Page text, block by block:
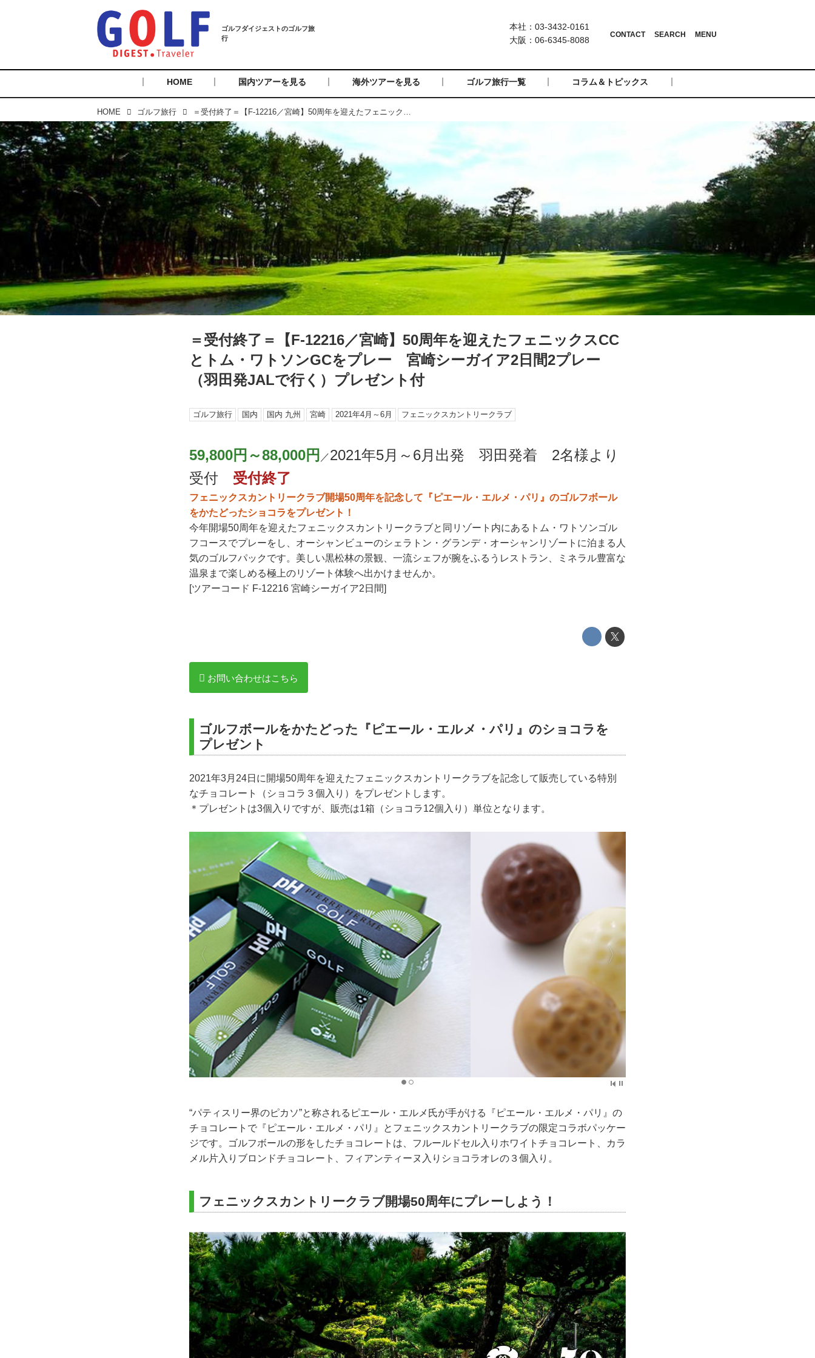
HOME 国内ツアーを見る 海外ツアーを見る ゴルフ旅行一覧 コラム＆トピックス
本社：03-3432-0161
大阪：06-6345-8088
HOME ゴルフ旅行 ＝受付終了＝【F-12216／宮崎】50周年を迎えたフェニックスCCとトム・ワトソンGCをプレー 宮崎シーガイア2日間2プレー（羽田発JALで行く）プレゼント付
＝受付終了＝【F-12216／宮崎】50周年を迎えたフェニックスCC
とトム・ワトソンGCをプレー 宮崎シーガイア2日間2プレー
（羽田発JALで行く）プレゼント付
ゴルフ旅行 国内 国内 九州 宮崎 2021年4月～6月 フェニックスカントリークラブ
59,800円～88,000円 ／2021年5月～6月出発 羽田発着 2名様より
受付 受付終了
フェニックスカントリークラブ開場50周年を記念して『ピエール・エルメ・パリ』のゴルフボール
をかたどったショコラをプレゼント！
今年開場50周年を迎えたフェニックスカントリークラブと同リゾート内にあるトム・ワトソンゴル
フコースでプレーをし、オーシャンビューのシェラトン・グランデ・オーシャンリゾートに泊まる人
気のゴルフパックです。美しい黒松林の景観、一流シェフが腕をふるうレストラン、ミネラル豊富な
温泉まで楽しめる極上のリゾート体験へ出かけませんか。
[ツアーコード F-12216 宮崎シーガイア2日間]
お問い合わせはこちら
ゴルフボールをかたどった『ピエール・エルメ・パリ』のショコラを
プレゼント
2021年3月24日に開場50周年を迎えたフェニックスカントリークラブを記念して販売している特別
なチョコレート（ショコラ３個入り）をプレゼントします。
＊プレゼントは3個入りですが、販売は1箱（ショコラ12個入り）単位となります。
“パティスリー界のピカソ”と称されるピエール・エルメ氏が手がける『ピエール・エルメ・パリ』の
チョコレートで『ピエール・エルメ・パリ』とフェニックスカントリークラブの限定コラボパッケー
ジです。ゴルフボールの形をしたチョコレートは、フルールドセル入りホワイトチョコレート、カラ
メル片入りブロンドチョコレート、フィアンティーヌ入りショコラオレの３個入り。
フェニックスカントリークラブ開場50周年にプレーしよう！